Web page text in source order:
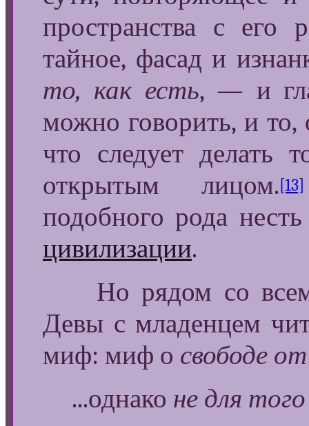
пространства с его
тайное, фасад и
то, как есть, — и
можно говорить, и
что следует
открытым лицом. [13]
подобного рода
цивилизации.
Но рядом со всем
Девы с младенцем
миф: миф о свободе
...однако не для того